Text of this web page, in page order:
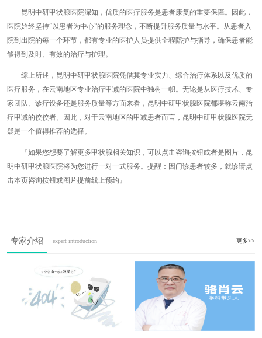
昆明中研甲状腺医院深知，优质的医疗服务是患者康复的重要保障。因此，
医院始终坚持“以患者为中心”的服务理念，不断提升服务质量与水平。从患者入
院到出院的每一个环节，都有专业的医护人员提供全程陪护与指导，确保患者能
够得到及时、有效的治疗与护理。
综上所述，昆明中研甲状腺医院凭借其专业实力、综合治疗体系以及优质的
医疗服务，在云南地区专业治疗甲减的医院中独树一帜。无论是从医疗技术、专
家团队、诊疗设备还是服务质量等方面来看，昆明中研甲状腺医院都堪称云南治
疗甲减的佼佼者。因此，对于云南地区的甲减患者而言，昆明中研甲状腺医院无
疑是一个值得推荐的选择。
『如果您想要了解更多甲状腺相关知识，可以点击咨询按钮或者是图片，昆
明中研甲状腺医院将为您进行一对一式服务。提醒：因门诊患者较多，就诊请点
击本页咨询按钮或图片提前线上预约』
专家介绍 expert introduction 更多>>